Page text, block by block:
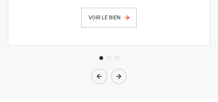
VOIR LE BIEN